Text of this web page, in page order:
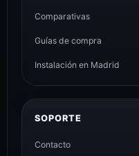
Comparativas
Guías de compra
Instalación en Madrid
SOPORTE
Contacto